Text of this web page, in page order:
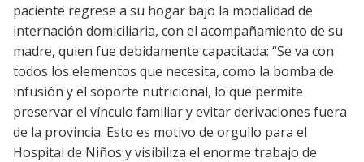
paciente regrese a su hogar bajo la modalidad de
internación domiciliaria, con el acompañamiento de su
madre, quien fue debidamente capacitada: “Se va con
todos los elementos que necesita, como la bomba de
infusión y el soporte nutricional, lo que permite
preservar el vínculo familiar y evitar derivaciones fuera
de la provincia. Esto es motivo de orgullo para el
Hospital de Niños y visibiliza el enorme trabajo de